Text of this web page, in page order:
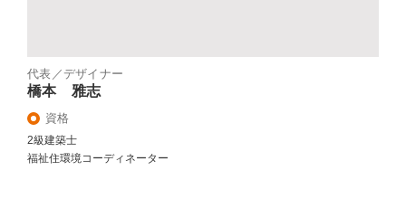
代表／デザイナー
橋本 雅志
資格
2級建築士
福祉住環境コーディネーター